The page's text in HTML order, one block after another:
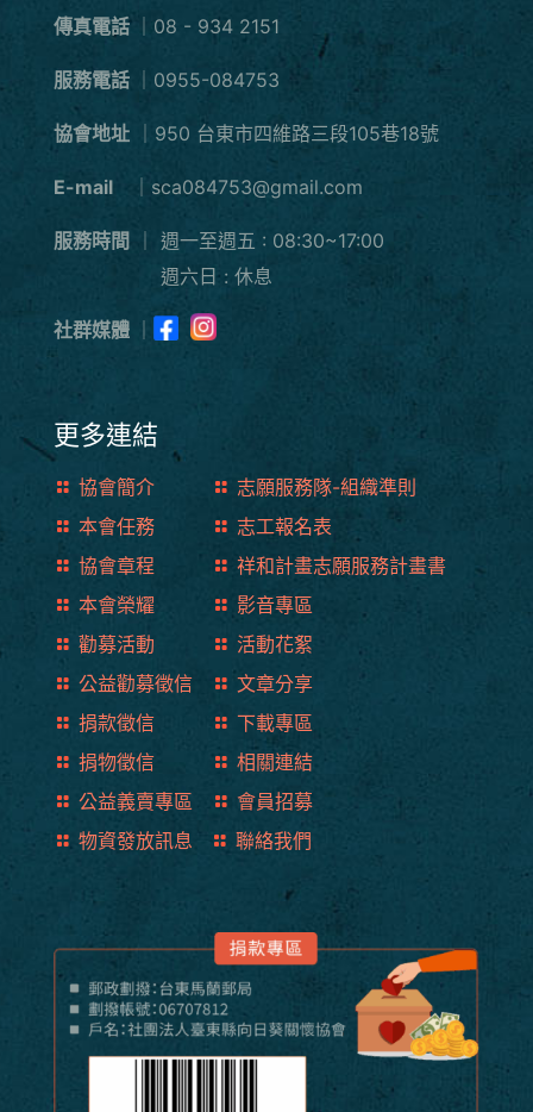
傳真電話 ｜08 - 934 2151
服務電話 ｜0955-084753
協會地址 ｜950 台東市四維路三段105巷18號
E-mail ｜sca084753@gmail.com
服務時間
週一至週五 : 08:30~17:00
週六日 : 休息
社群媒體
更多連結
協會簡介
志願服務隊-組織準則
本會任務
志工報名表
協會章程
祥和計畫志願服務計畫書
本會榮耀
影音專區
勸募活動
活動花絮
公益勸募徵信
文章分享
捐款徵信
下載專區
捐物徵信
相關連結
公益義賣專區
會員招募
物資發放訊息
聯絡我們